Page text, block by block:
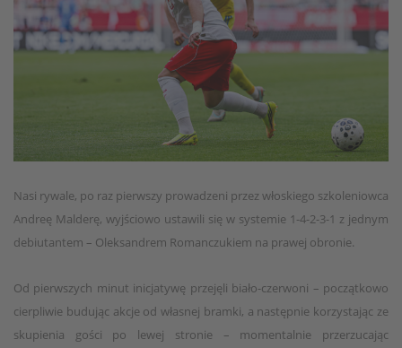
Nasi rywale, po raz pierwszy prowadzeni przez włoskiego szkoleniowca
Andreę Malderę, wyjściowo ustawili się w systemie 1-4-2-3-1 z jednym
debiutantem – Oleksandrem Romanczukiem na prawej obronie.
Od pierwszych minut inicjatywę przejęli biało-czerwoni – początkowo
cierpliwie budując akcje od własnej bramki, a następnie korzystając ze
skupienia gości po lewej stronie – momentalnie przerzucając